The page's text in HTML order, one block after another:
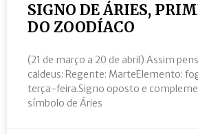
SIGNO DE ÁRIES,
DO ZOODÍACO
(21 de março a 20 de abril) Assim
caldeus: Regente: MarteElemento:
terça-feira.Signo oposto e
símbolo de Áries